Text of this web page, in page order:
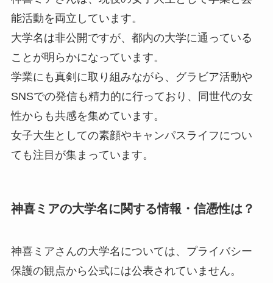
能活動を両立しています。
大学名は非公開ですが、都内の大学に通っている
ことが明らかになっています。
学業にも真剣に取り組みながら、グラビア活動や
SNSでの発信も精力的に行っており、同世代の女
性からも共感を集めています。
女子大生としての素顔やキャンパスライフについ
ても注目が集まっています。
神喜ミアの大学名に関する情報・信憑性は？
神喜ミアさんの大学名については、プライバシー
保護の観点から公式には公表されていません。